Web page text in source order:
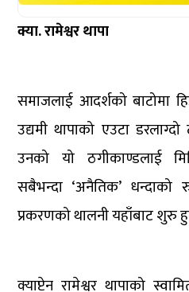
क्या. रामेश्वर थापा
समाजलाई आदर्शको बाटोमा
उद्यमी थापाको एउटा
उनको यो ठगीकाण्डलाई
सबैभन्दा ‘अनैतिक’
प्रकरणको थालनी यहाँबाट शुरु
क्याप्टेन रामेश्वर थापाको